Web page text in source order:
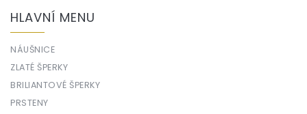
HLAVNÍ MENU
NÁUŠNICE
ZLATÉ ŠPERKY
BRILIANTOVÉ ŠPERKY
PRSTENY